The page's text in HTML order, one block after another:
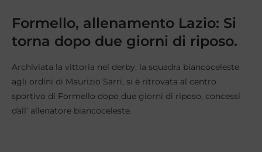
Formello, allenamento Lazio: Si
torna dopo due giorni di riposo.
Archiviata la vittoria nel derby, la squadra biancoceleste
agli ordini di Maurizio Sarri, si è ritrovata al centro
sportivo di Formello dopo due giorni di riposo, concessi
dall’ allenatore biancoceleste.